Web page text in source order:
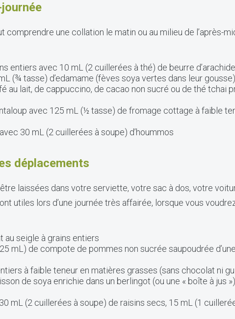
comprendre une collation le matin ou au milieu de l’après-
entiers avec 10 mL (2 cuillerées à thé) de beurre d’arachide
(¾ tasse) d’edamame (fèves soya vertes dans leur gousse)
au lait, de cappuccino, de cacao non sucré ou de thé tchai
avec 125 mL (½ tasse) de fromage cottage à faible
30 mL (2 cuillerées à soupe) d’hoummos
déplacements
laissées dans votre serviette, votre sac à dos, votre
utiles lors d’une journée très affairée, lorsque vous
au seigle à grains entiers
mL) de compote de pommes non sucrée saupoudrée
à faible teneur en matières grasses (sans chocolat ni
de soya enrichie dans un berlingot (ou une « boîte à jus »)
mL (2 cuillerées à soupe) de raisins secs, 15 mL (1